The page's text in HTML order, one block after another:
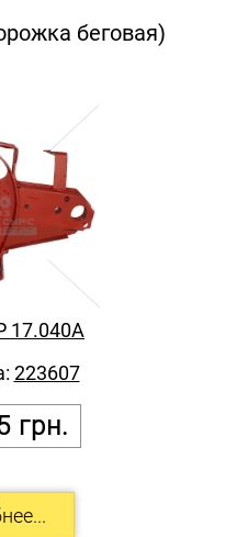
беговая)
грн.
17.040А
223607